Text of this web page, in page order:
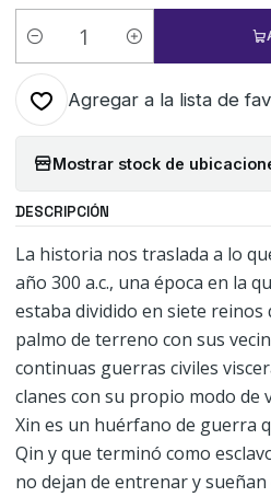
Cantidad
Agregar a la lista de
Mostrar stock de
DESCRIPCIÓN
La historia nos traslada a lo
año 300 a.c., una época en la
estaba dividido en siete reinos
palmo de terreno con sus
continuas guerras civiles
clanes con su propio modo de
Xin es un huérfano de guerra
Qin y que terminó como
no dejan de entrenar y